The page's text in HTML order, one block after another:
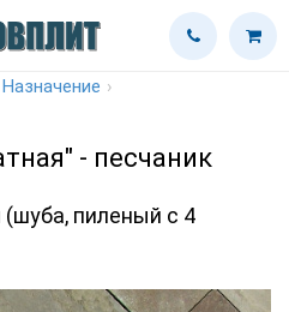
Назначение ›
- песчаник
пиленый с 4